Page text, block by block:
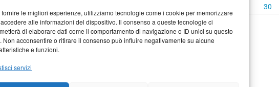
fornire le migliori esperienze, utilizziamo tecnologie come i cookie per memorizzare
alle informazioni del dispositivo. Il consenso a queste tecnologie ci
di elaborare dati come il comportamento di navigazione o ID unici su questo
Non acconsentire o ritirare il consenso può influire negativamente su alcune
e funzioni.
servizi
30
31